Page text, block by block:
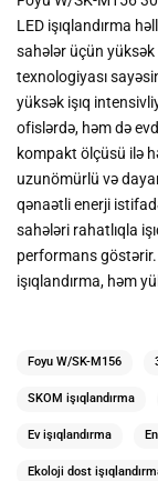
LED işıqlandırma
sahələr üçün yüksək
texnologiyası
yüksək işıq
ofislərdə, həm də
kompakt ölçüsü ilə
uzunömürlü və
qənaətli enerji
sahələri rahatlıqla
performans
işıqlandırma, həm
Foyu W/SK-M156
SKOM işıqlandırma
Ev işıqlandırma
Ekoloji dost